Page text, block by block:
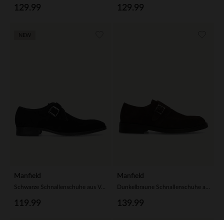
129.99 129.99
Manfield
119.99
Manfield
139.99